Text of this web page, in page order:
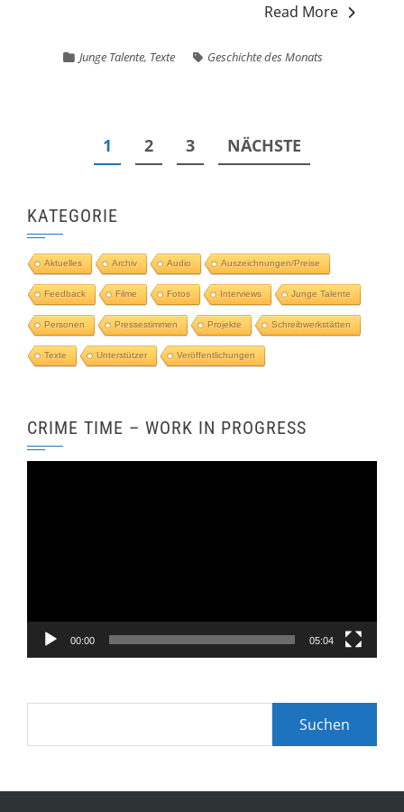
Read More
Junge Talente, Texte Geschichte des Monats
Seitennummerierung
1 2 3 NÄCHSTE
KATEGORIE
Aktuelles Archiv Audio Auszeichnungen/Preise
Feedback Filme Fotos Interviews Junge Talente
Personen Pressestimmen Projekte Schreibwerkstätten
Texte Unterstützer Veröffentlichungen
CRIME TIME – WORK IN PROGRESS
00:00 05:04